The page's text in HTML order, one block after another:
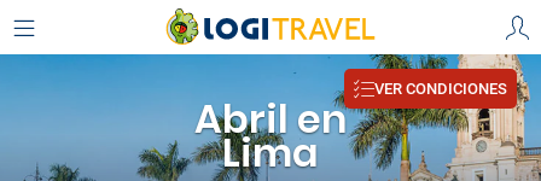
Abril en
Lima
VER CONDICIONES